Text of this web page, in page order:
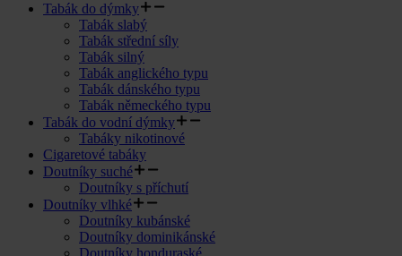
Tabák do dýmky
Tabák slabý
Tabák střední síly
Tabák silný
Tabák anglického typu
Tabák dánského typu
Tabák německého typu
Tabák do vodní dýmky
Tabáky nikotinové
Cigaretové tabáky
Doutníky suché
Doutníky s příchutí
Doutníky vlhké
Doutníky kubánské
Doutníky dominikánské